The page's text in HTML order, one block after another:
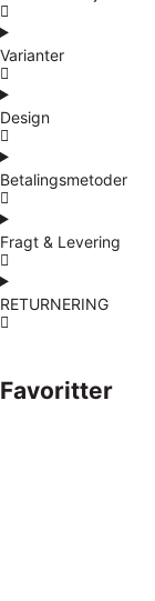
Varianter
Design
Betalingsmetoder
Fragt & Levering
RETURNERING
Favoritter